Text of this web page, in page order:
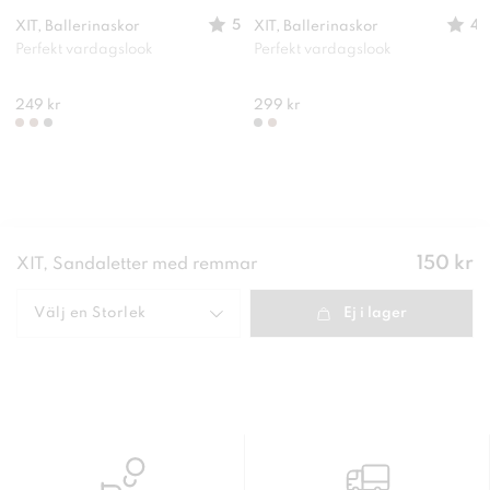
XIT, Ballerinaskor
5
Perfekt vardagslook
249 kr
XIT, Ballerinaskor
4
Perfekt vardagslook
299 kr
XIT, Sandaletter med remmar Pris:
150 kr
Välj en Storlek Ej i lager